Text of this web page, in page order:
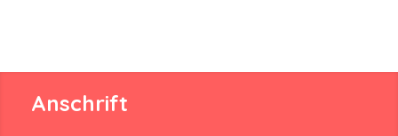
Anschrift